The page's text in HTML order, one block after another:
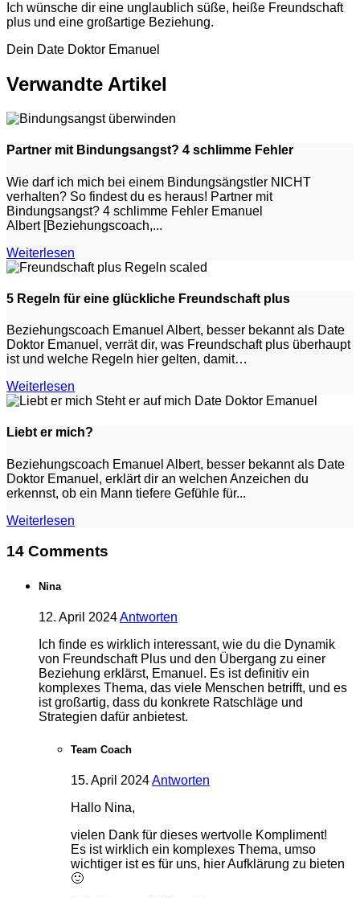
Ich wünsche dir eine unglaublich süße, heiße Freundschaft
plus und eine großartige Beziehung.
Dein Date Doktor Emanuel
Verwandte Artikel
Partner mit Bindungsangst? 4 schlimme Fehler
Wie darf ich mich bei einem Bindungsängstler NICHT
verhalten? So findest du es heraus! Partner mit
Bindungsangst? 4 schlimme Fehler Emanuel
Albert [Beziehungscoach,...
Weiterlesen
5 Regeln für eine glückliche Freundschaft plus
Beziehungscoach Emanuel Albert, besser bekannt als Date
Doktor Emanuel, verrät dir, was Freundschaft plus überhaupt
ist und welche Regeln hier gelten, damit…
Weiterlesen
Liebt er mich?
Beziehungscoach Emanuel Albert, besser bekannt als Date
Doktor Emanuel, erklärt dir an welchen Anzeichen du
erkennst, ob ein Mann tiefere Gefühle für...
Weiterlesen
14 Comments
Nina
12. April 2024Antworten
Ich finde es wirklich interessant, wie du die Dynamik
von Freundschaft Plus und den Übergang zu einer
Beziehung erklärst, Emanuel. Es ist definitiv ein
komplexes Thema, das viele Menschen betrifft, und es
ist großartig, dass du konkrete Ratschläge und
Strategien dafür anbietest.
Team Coach
15. April 2024Antworten
Hallo Nina,
vielen Dank für dieses wertvolle Kompliment!
Es ist wirklich ein komplexes Thema, umso
wichtiger ist es für uns, hier Aufklärung zu bieten
🙂